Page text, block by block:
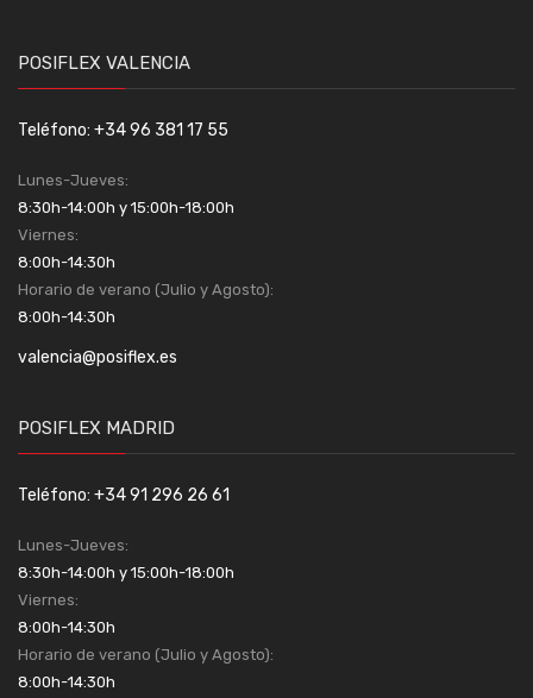
POSIFLEX VALENCIA
Teléfono: +34 96 381 17 55
Lunes-Jueves:
8:30h-14:00h y 15:00h-18:00h
Viernes:
8:00h-14:30h
Horario de verano (Julio y Agosto):
8:00h-14:30h
valencia@posiflex.es
POSIFLEX MADRID
Teléfono: +34 91 296 26 61
Lunes-Jueves:
8:30h-14:00h y 15:00h-18:00h
Viernes:
8:00h-14:30h
Horario de verano (Julio y Agosto):
8:00h-14:30h